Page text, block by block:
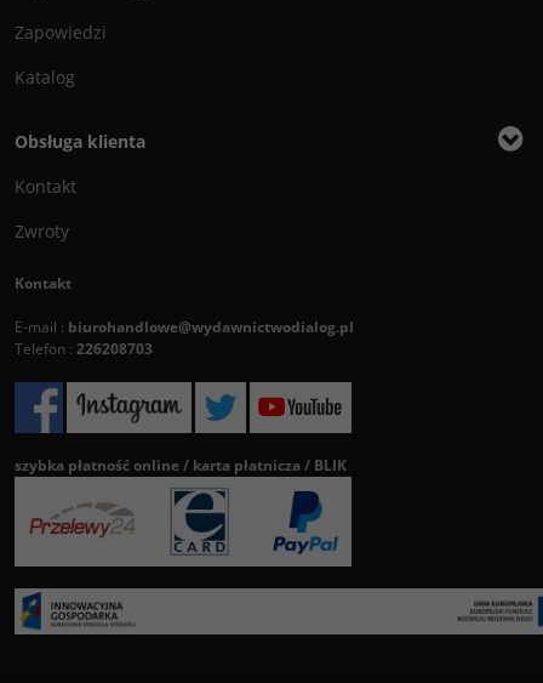
Zapowiedzi
Katalog
Obsługa klienta
Kontakt
Zwroty
Kontakt
E-mail : biurohandlowe@wydawnictwodialog.pl
Telefon : 226208703
szybka płatność online / karta płatnicza / BLIK